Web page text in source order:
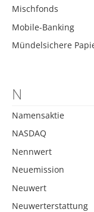
Mischfonds
Mobile-Banking
Mündelsichere
N
Namensaktie
NASDAQ
Nennwert
Neuemission
Neuwert
Neuwerterstattung